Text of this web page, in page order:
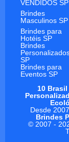
VENDIDOS SP
Brindes
Masculinos SP
Brindes para
Hotéis SP
Brindes
SP
Brindes para
Eventos SP
10
Desde
Brindes
© 2007 -